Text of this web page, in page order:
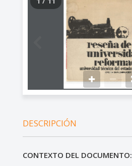
DESCRIPCIÓN
CONTEXTO DEL DOCUMENTO: